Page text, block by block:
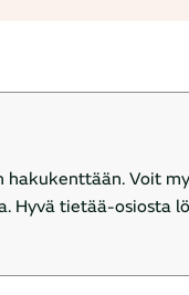
Voit
tietää-osiosta